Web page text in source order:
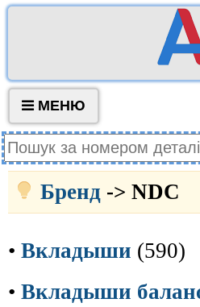
МЕНЮ
Бренд -> NDC
• Вкладыши (590)
• Вкладыши